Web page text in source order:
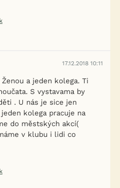
17.12.2018 10:11
a jeden kolega. Ti
S vystavama by
. U nás je sice jen
kolega pracuje na
do městských akcí(
v klubu i lidi co